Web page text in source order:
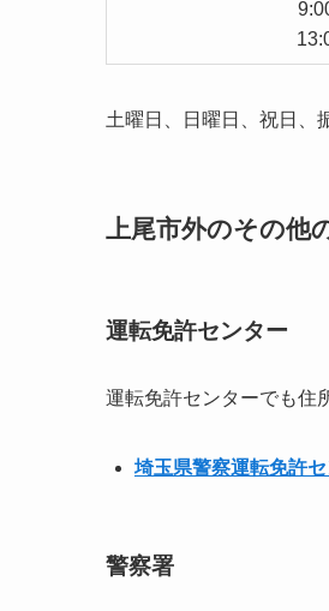
土曜日、日曜日、祝日、
上尾市外のその他
運転免許センター
運転免許センターでも住
埼玉県警察運転免許
警察署